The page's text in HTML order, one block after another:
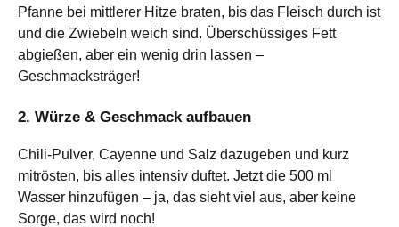
Pfanne bei mittlerer Hitze braten, bis das Fleisch durch ist
und die Zwiebeln weich sind. Überschüssiges Fett
abgießen, aber ein wenig drin lassen –
Geschmacksträger!
2. Würze & Geschmack aufbauen
Chili-Pulver, Cayenne und Salz dazugeben und kurz
mitrösten, bis alles intensiv duftet. Jetzt die 500 ml
Wasser hinzufügen – ja, das sieht viel aus, aber keine
Sorge, das wird noch!